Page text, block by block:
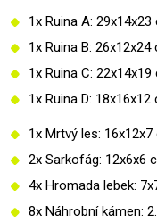
1x Ruina A:
1x Ruina B:
1x Ruina C:
1x Ruina D:
1x Mrtvý les:
2x Sarkofág: 12x6x6
4x Hromada lebek:
8x Náhrobní kámen: